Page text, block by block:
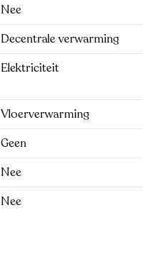
Nee
Decentrale verwarming
Elektriciteit
Vloerverwarming
Geen
Nee
Nee